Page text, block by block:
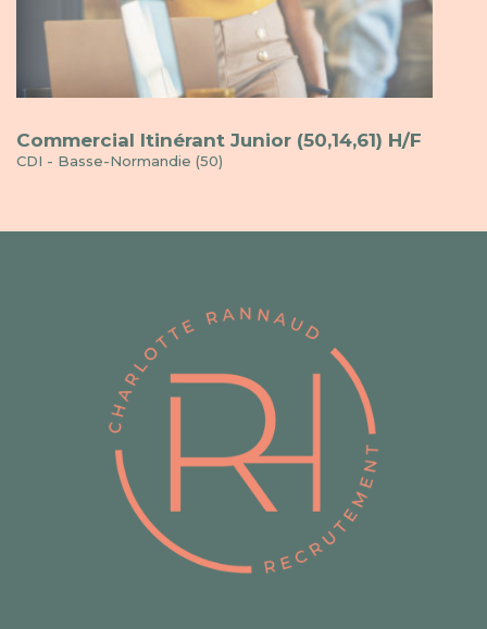
Commercial Itinérant Junior (50,14,61) H/F
CDI - Basse-Normandie (50)